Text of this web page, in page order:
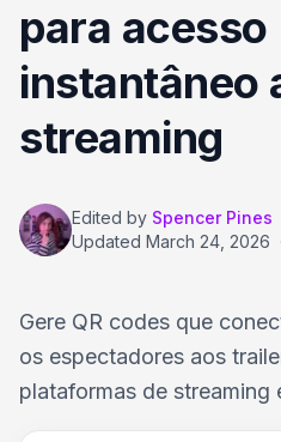
para acesso
instantâneo
streaming
Edited by Spencer Pines
Updated March 24, 2026
Gere QR codes que
os espectadores aos
plataformas de streaming